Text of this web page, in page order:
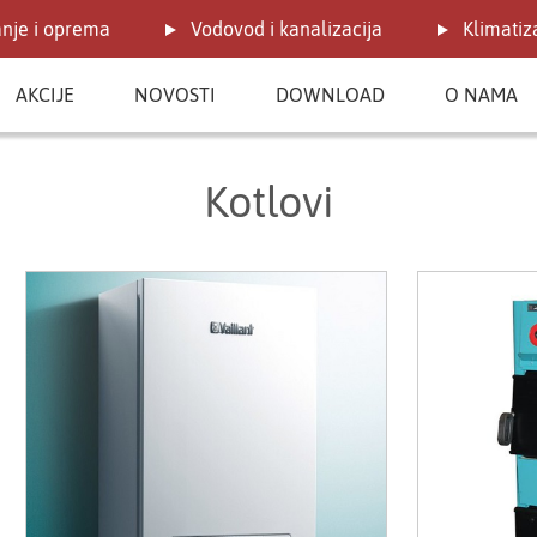
i oprema Vodovod i kanalizacija
AKCIJE NOVOSTI DOWNLOAD O NAMA
Kotlovi